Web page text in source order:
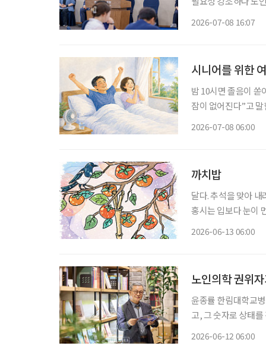
2026-07-08 16:07
시니어를 위한
밤 10시면 졸음이 쏟
잠이 없어진다”고 말한다. 정말 그럴까. 대한수
2026-07-08 06:00
까치밥
달다. 추석을 맞아
홍시는 입보다 눈이
2026-06-13 06:00
노인의학 권위
윤종률 한림대학교병원 명예
고, 그 숫자로 상태
2026-06-12 06:00